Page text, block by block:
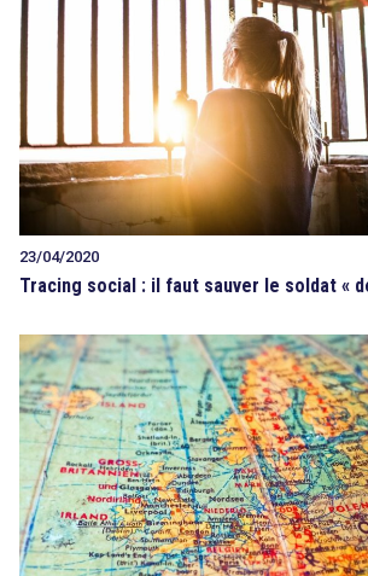
23/04/2020
Tracing social : il faut sauver le soldat «